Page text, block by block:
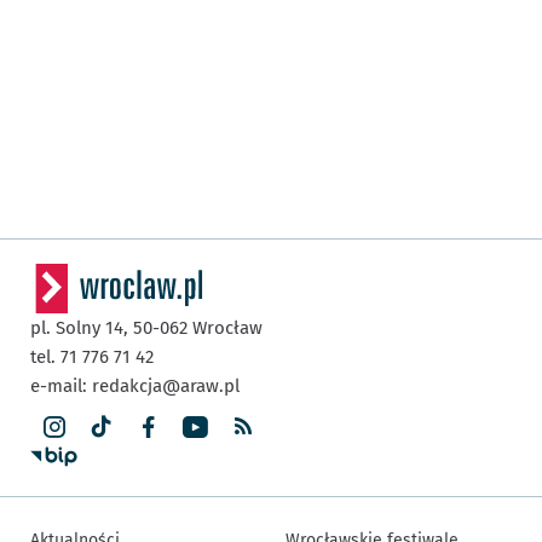
pl. Solny 14, 50-062 Wrocław
tel. 71 776 71 42
e-mail: redakcja@araw.pl